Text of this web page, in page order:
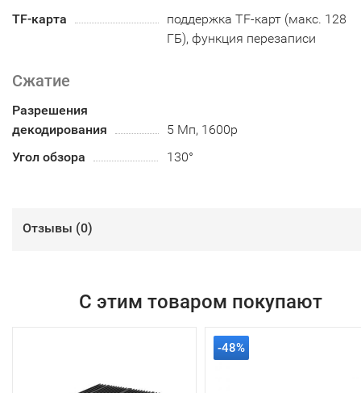
TF-карта
поддержка TF-карт (макс. 128
ГБ), функция перезаписи
Сжатие
Разрешения
декодирования
5 Мп, 1600p
Угол обзора
130°
Отзывы (0)
С этим товаром покупают
-48%